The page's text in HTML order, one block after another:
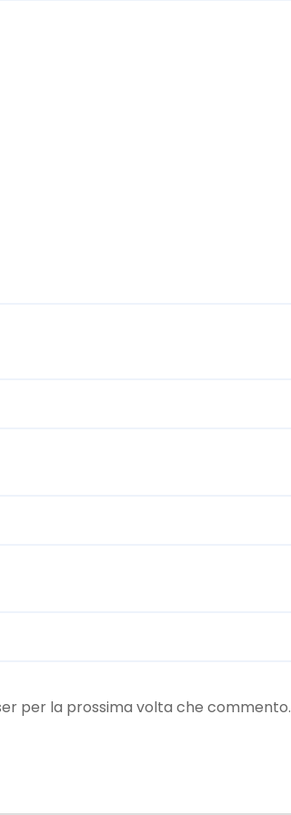
per la prossima volta che commento.